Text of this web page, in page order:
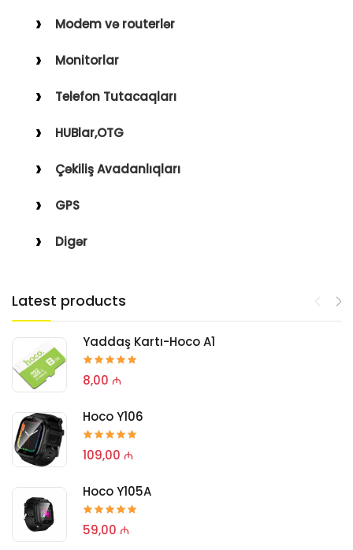
Modem və routerlər
Monitorlar
Telefon Tutacaqları
HUBlar,OTG
Çəkiliş Avadanlıqları
GPS
Digər
Latest products
Yaddaş Kartı-Hoco A1
8,00 ₼
Hoco Y106
109,00 ₼
Hoco Y105A
59,00 ₼